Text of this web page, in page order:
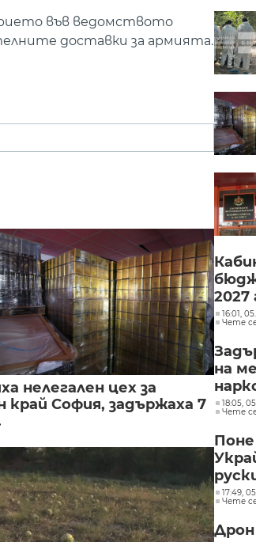
във ведомството
доставки за армията.
нелегален цех за
край София, задържаха 7
2027
16:01,
Чете се
на
18:05,
Чете
17:49,
Чете
Дрон